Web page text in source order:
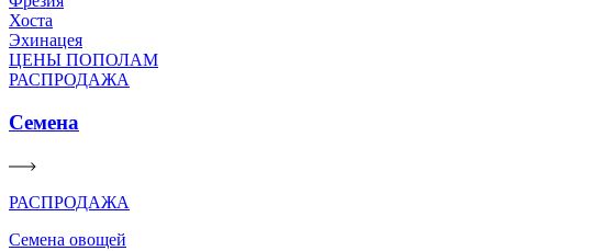
Хоста
Эхинацея
ЦЕНЫ ПОПОЛАМ
РАСПРОДАЖА
Семена
РАСПРОДАЖА
Семена овощей